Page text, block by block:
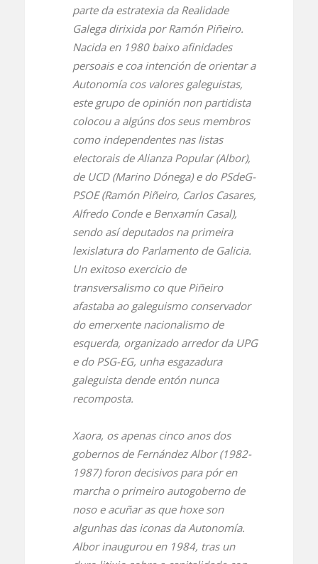
parte da estratexia da Realidade
Galega dirixida por Ramón Piñeiro.
Nacida en 1980 baixo afinidades
persoais e coa intención de orientar a
Autonomía cos valores galeguistas,
este grupo de opinión non partidista
colocou a algúns dos seus membros
como independentes nas listas
electorais de Alianza Popular (Albor),
de UCD (Marino Dónega) e do PSdeG-
PSOE (Ramón Piñeiro, Carlos Casares,
Alfredo Conde e Benxamín Casal),
sendo así deputados na primeira
lexislatura do Parlamento de Galicia.
Un exitoso exercicio de
transversalismo co que Piñeiro
afastaba ao galeguismo conservador
do emerxente nacionalismo de
esquerda, organizado arredor da UPG
e do PSG-EG, unha esgazadura
galeguista dende entón nunca
recomposta.
Xaora, os apenas cinco anos dos
gobernos de Fernández Albor (1982-
1987) foron decisivos para pór en
marcha o primeiro autogoberno de
noso e acuñar as que hoxe son
algunhas das iconas da Autonomía.
Albor inaugurou en 1984, tras un